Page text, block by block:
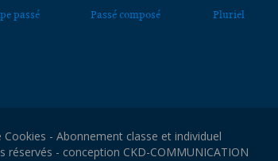
passé Passé composé Pluriel
Cookies - Abonnement classe et individuel
réservés - conception CKD-COMMUNICATION